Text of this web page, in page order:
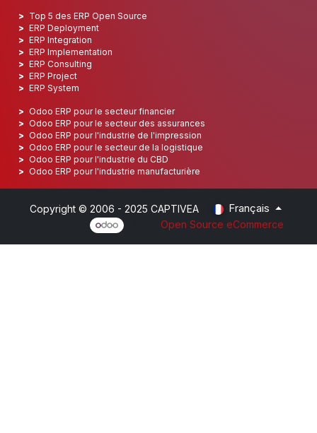
Top 5 des ERP Open Source
ERP Deployment
ERP Integration
ERP Implementation
ERP Consulting
ERP Project
ERP System
Odoo ERP pour le secteur financier
Odoo ERP pour le secteur des assurances
Odoo ERP pour l'industrie de l'impression
Odoo ERP pour le secteur de la logistique
Odoo ERP pour l'industrie du CBD
Odoo ERP pour l'industrie manufacturière
Copyright © 2006 - 2025 CAPTIVEA Français
- Le #1Open Source eCommerce